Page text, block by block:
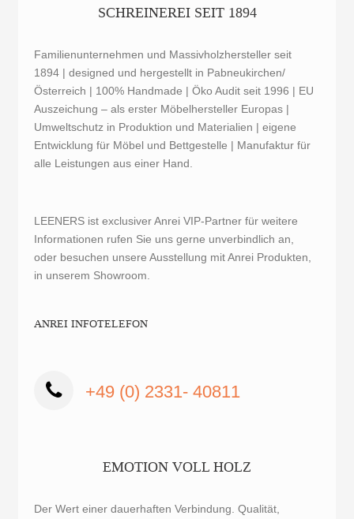
SCHREINEREI SEIT 1894
Familienunternehmen und Massivholzhersteller seit
1894 | designed und hergestellt in Pabneukirchen/
Österreich | 100% Handmade | Öko Audit seit 1996 | EU
Auszeichung – als erster Möbelhersteller Europas |
Umweltschutz in Produktion und Materialien | eigene
Entwicklung für Möbel und Bettgestelle | Manufaktur für
alle Leistungen aus einer Hand.
LEENERS ist exclusiver Anrei VIP-Partner für weitere
Informationen rufen Sie uns gerne unverbindlich an,
oder besuchen unsere Ausstellung mit Anrei Produkten,
in unserem Showroom.
ANREI INFOTELEFON
+49 (0) 2331- 40811
EMOTION VOLL HOLZ
Der Wert einer dauerhaften Verbindung. Qualität,